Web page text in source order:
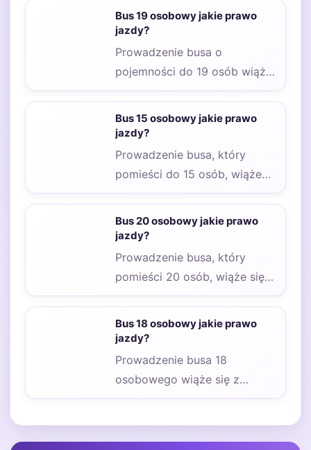
które są regulowane przez
przepisy prawa drogowego.…
Bus 19 osobowy jakie prawo
jazdy?
Prowadzenie busa o
pojemności do 19 osób wiąże
się z koniecznością
posiadania odpowiednich
uprawnień. W…
Bus 15 osobowy jakie prawo
jazdy?
Prowadzenie busa, który
pomieści do 15 osób, wiąże
się z koniecznością
posiadania odpowiednich
uprawnień. W…
Bus 20 osobowy jakie prawo
jazdy?
Prowadzenie busa, który
pomieści 20 osób, wiąże się z
koniecznością posiadania
odpowiednich uprawnień. W
Polsce,…
Bus 18 osobowy jakie prawo
jazdy?
Prowadzenie busa 18
osobowego wiąże się z
określonymi wymaganiami